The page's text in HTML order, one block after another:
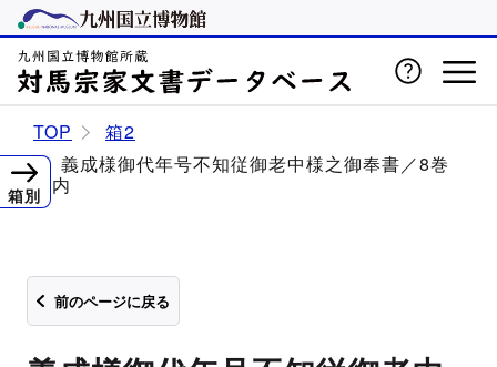
TOP
箱2
義成様御代年号不知従御老中様之御奉書／8巻
之内
前のページに戻る
箱別